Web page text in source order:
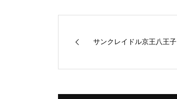
サンクレイドル京王八王子